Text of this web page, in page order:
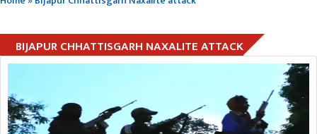
BIJAPUR CHHATTISGARH NAXALITE ATTACK